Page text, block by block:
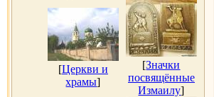
[Церкви и
храмы]
[Значки
посвящённые
Измаилу]